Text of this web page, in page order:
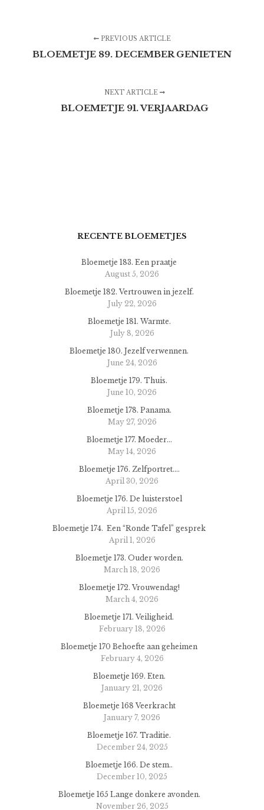
PREVIOUS ARTICLE
BLOEMETJE 89. DECEMBER GENIETEN
NEXT ARTICLE
BLOEMETJE 91. VERJAARDAG
RECENTE BLOEMETJES
Bloemetje 183. Een praatje
August 5, 2026
Bloemetje 182. Vertrouwen in jezelf.
July 22, 2026
Bloemetje 181. Warmte.
July 8, 2026
Bloemetje 180. Jezelf verwennen.
June 24, 2026
Bloemetje 179. Thuis.
June 10, 2026
Bloemetje 178. Panama.
May 27, 2026
Bloemetje 177. Moeder…
May 14, 2026
Bloemetje 176. Zelfportret….
April 30, 2026
Bloemetje 176. De luisterstoel
April 15, 2026
Bloemetje 174. Een “Ronde Tafel” gesprek
April 1, 2026
Bloemetje 173. Ouder worden.
March 18, 2026
Bloemetje 172. Vrouwendag!
March 4, 2026
Bloemetje 171. Veiligheid.
February 18, 2026
Bloemetje 170 Behoefte aan geheimen
February 4, 2026
Bloemetje 169. Eten.
January 21, 2026
Bloemetje 168 Veerkracht
January 7, 2026
Bloemetje 167. Traditie.
December 24, 2025
Bloemetje 166. De stem..
December 10, 2025
Bloemetje 165 Lange donkere avonden.
November 26, 2025